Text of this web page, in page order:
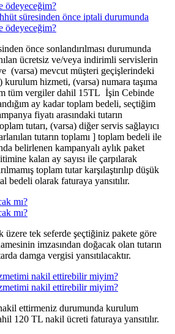
ödeyeceğim?
süresinden önce iptali durumunda
ödeyeceğim?
önce sonlandırılması durumunda
ücretsiz ve/veya indirimli servislerin
(varsa) mevcut müşteri geçişlerindeki
hizmeti, (varsa) numara taşıma
tüm vergiler dahil 15TL İşin Cebinde
ay kadar toplam bedeli, seçtiğim
fiyatı arasındaki tutarın
tutarı, (varsa) diğer servis sağlayıcı
tutarın toplamı ] toplam bedeli ile
belirlenen kampanyalı aylık paket
kalan ay sayısı ile çarpılarak
toplam tutar karşılaştırılıp düşük
bedeli olarak faturaya yansıtılır.
mı?
mı?
üzere tek seferde şeçtiğiniz pakete göre
imzasından doğacak olan tutarın
damga vergisi yansıtılacaktır.
nakil ettirebilir miyim?
nakil ettirebilir miyim?
ettirmeniz durumunda kurulum
120 TL nakil ücreti faturaya yansıtılır.